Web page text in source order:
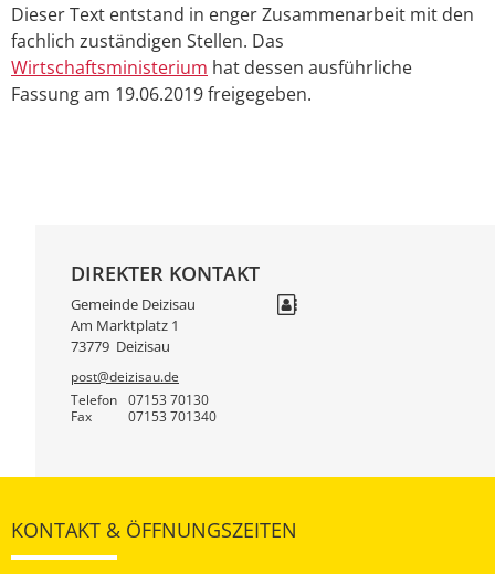
Dieser Text entstand in enger Zusammenarbeit mit den
fachlich zuständigen Stellen. Das
Wirtschaftsministerium hat dessen ausführliche
Fassung am 19.06.2019 freigegeben.
DIREKTER KONTAKT
Gemeinde Deizisau
Am Marktplatz 1
73779 Deizisau
post@deizisau.de
Telefon
07153 70130
Fax 07153 701340
KONTAKT & ÖFFNUNGSZEITEN